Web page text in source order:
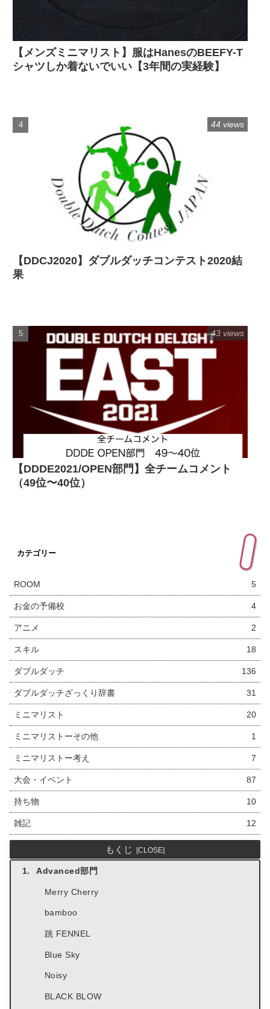
【メンズミニマリスト】服はHanesのBEEFY-T
シャツしか着ないでいい【3年間の実経験】
【DDCJ2020】ダブルダッチコンテスト2020結
果
44 views
【DDDE2021/OPEN部門】全チームコメント
（49位〜40位）
43 views
カテゴリー
ROOM 5
お金の予備校 4
アニメ 2
スキル 18
ダブルダッチ 136
ダブルダッチざっくり辞書 31
ミニマリスト 20
ミニマリストーその他 1
ミニマリストー考え 7
大会・イベント 87
持ち物 10
雑記 12
もくじ
Advanced部門
Merry Cherry
bamboo
跳 FENNEL
Blue Sky
Noisy
BLACK BLOW